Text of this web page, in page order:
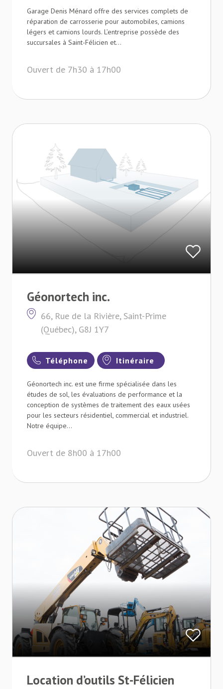
Garage Denis Ménard offre des services complets de
réparation de carrosserie pour automobiles, camions
légers et camions lourds. L’entreprise possède des
succursales à Saint-Félicien et...
Ouvert de 7h30 à 17h00
Géonortech inc.
66, Rue de la Rivière, Saint-Prime
(Québec), G8J 1Y7
Téléphone Itinéraire
Géonortech inc. est une firme spécialisée dans les
études de sol, les évaluations de performance et la
conception de systèmes de traitement des eaux usées
pour les secteurs résidentiel, commercial et industriel.
Notre équipe...
Ouvert de 8h00 à 17h00
Location d’outils St-Félicien